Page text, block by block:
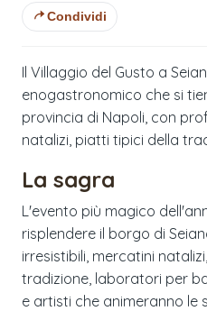
Condividi
Il Villaggio del Gusto a
enogastronomico che si
provincia di Napoli, con
natalizi, piatti tipici della
La sagra
L'evento più magico
risplendere il borgo di
irresistibili, mercatini
tradizione, laboratori per
e artisti che animeranno le